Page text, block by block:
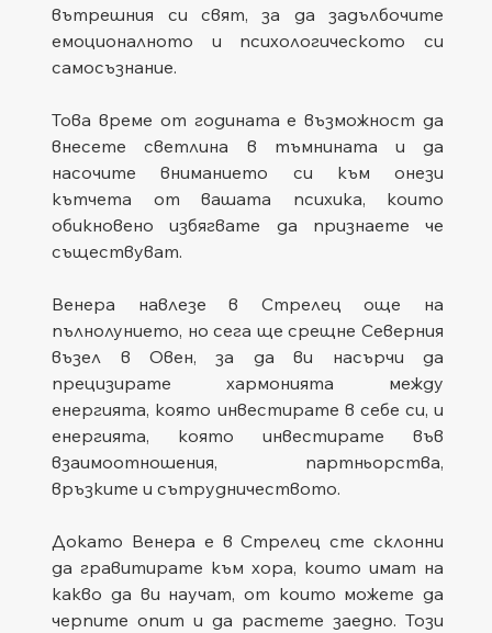
вътрешния си свят, за да задълбочите
емоционалното и психологическото си
самосъзнание.
Това време от годината е възможност да
внесете светлина в тъмнината и да
насочите вниманието си към онези
кътчета от вашата психика, които
обикновено избягвате да признаете че
съществуват.
Венера навлезе в Стрелец още на
пълнолунието, но сега ще срещне Северния
възел в Овен, за да ви насърчи да
прецизирате хармонията между
енергията, която инвестирате в себе си, и
енергията, която инвестирате във
взаимоотношения, партньорства,
връзките и сътрудничеството.
Докато Венера е в Стрелец сте склонни
да гравитирате към хора, които имат на
какво да ви научат, от които можете да
черпите опит и да растете заедно. Този